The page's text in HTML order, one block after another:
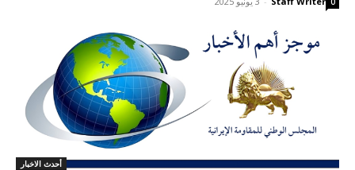
أحدث الاخبار